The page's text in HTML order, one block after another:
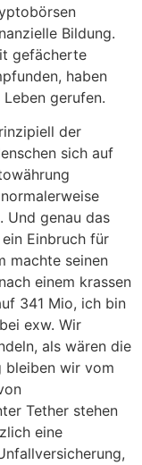
Bildung.
gefächerte
haben
gerufen.
der
sich auf
Und genau das
Einbruch für
machte seinen
einem krassen
341 Mio, ich bin
exw. Wir
als wären die
bleiben wir vom
Tether stehen
eine